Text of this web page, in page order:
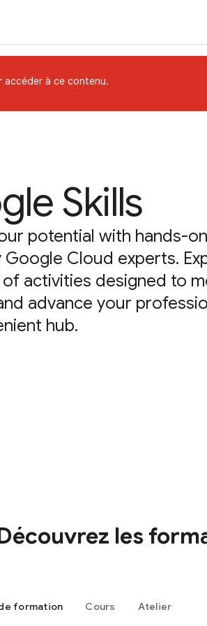
Skills
potential with hands-
Cloud experts.
activities designed to
advance your
hub.
les
accéder à ce contenu.